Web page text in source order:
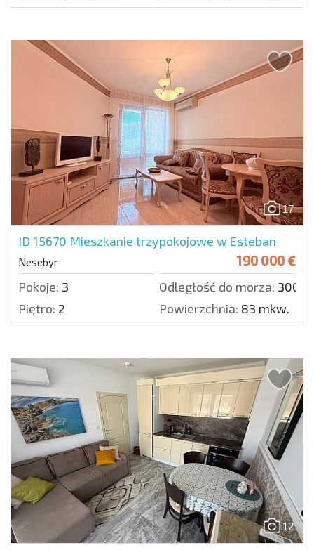
17
ID 15670 Mieszkanie trzypokojowe w Esteban
Nesebyr 190 000 €
Pokoje: 3 Odległość do morza: 300
Piętro: 2 Powierzchnia: 83 mkw.
12